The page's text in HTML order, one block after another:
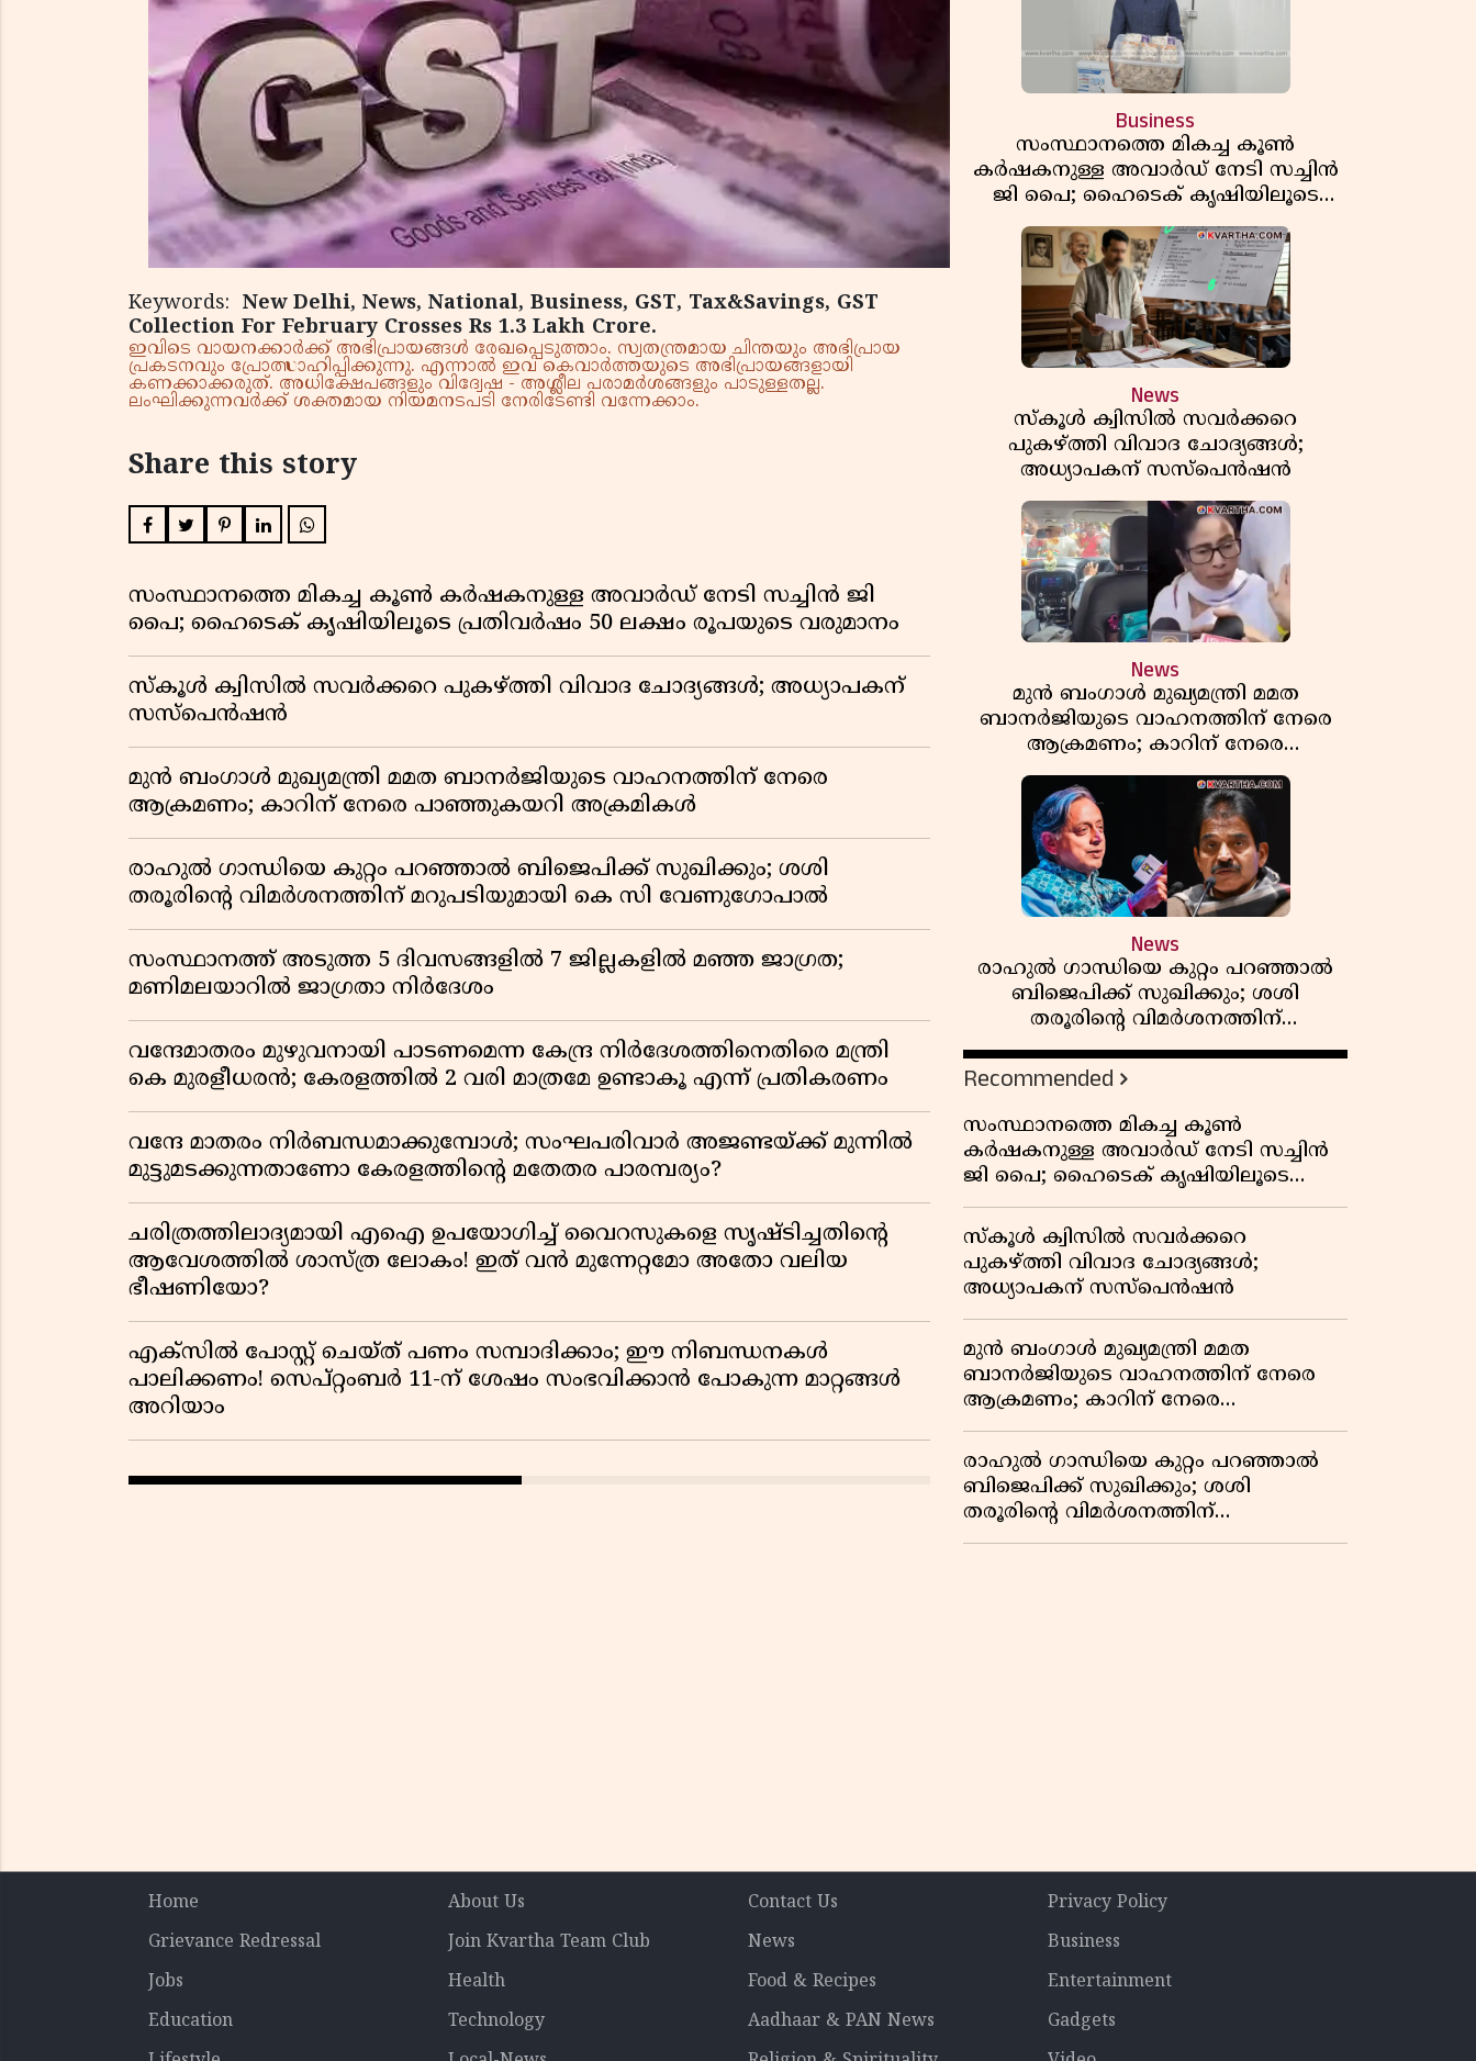
Keywords: New Delhi, News, National, Business, GST, Tax&Savings, GST
Collection For February Crosses Rs 1.3 Lakh Crore.
ഇവിടെ വായനക്കാർക്ക് അഭിപ്രായങ്ങൾ രേഖപ്പെടുത്താം. സ്വതന്ത്രമായ ചിന്തയും അഭിപ്രായ
പ്രകടനവും പ്രോത്സാഹിപ്പിക്കുന്നു. എന്നാൽ ഇവ കെവാർത്തയുടെ അഭിപ്രായങ്ങളായി
കണക്കാക്കരുത്. അധിക്ഷേപങ്ങളും വിദ്വേഷ - അശ്ലീല പരാമർശങ്ങളും പാടുള്ളതല്ല.
ലംഘിക്കുന്നവർക്ക് ശക്തമായ നിയമനടപടി നേരിടേണ്ടി വന്നേക്കാം.
Share this story
സംസ്ഥാനത്തെ മികച്ച കൂൺ കർഷകനുള്ള അവാർഡ് നേടി സച്ചിൻ ജി
പൈ; ഹൈടെക് കൃഷിയിലൂടെ പ്രതിവർഷം 50 ലക്ഷം രൂപയുടെ വരുമാനം
സ്കൂൾ ക്വിസിൽ സവർക്കറെ പുകഴ്ത്തി വിവാദ ചോദ്യങ്ങൾ; അധ്യാപകന്
സസ്പെൻഷൻ
മുൻ ബംഗാൾ മുഖ്യമന്ത്രി മമത ബാനർജിയുടെ വാഹനത്തിന് നേരെ
ആക്രമണം; കാറിന് നേരെ പാഞ്ഞുകയറി അക്രമികൾ
രാഹുൽ ഗാന്ധിയെ കുറ്റം പറഞ്ഞാൽ ബിജെപിക്ക് സുഖിക്കും; ശശി
തരൂരിന്റെ വിമർശനത്തിന് മറുപടിയുമായി കെ സി വേണുഗോപാൽ
സംസ്ഥാനത്ത് അടുത്ത 5 ദിവസങ്ങളിൽ 7 ജില്ലകളിൽ മഞ്ഞ ജാഗ്രത;
മണിമലയാറിൽ ജാഗ്രതാ നിർദേശം
വന്ദേമാതരം മുഴുവനായി പാടണമെന്ന കേന്ദ്ര നിർദേശത്തിനെതിരെ മന്ത്രി
കെ മുരളീധരൻ; കേരളത്തിൽ 2 വരി മാത്രമേ ഉണ്ടാകൂ എന്ന് പ്രതികരണം
വന്ദേ മാതരം നിർബന്ധമാക്കുമ്പോൾ; സംഘപരിവാർ അജണ്ടയ്ക്ക് മുന്നിൽ
മുട്ടുമടക്കുന്നതാണോ കേരളത്തിന്റെ മതേതര പാരമ്പര്യം?
ചരിത്രത്തിലാദ്യമായി എഐ ഉപയോഗിച്ച് വൈറസുകളെ സൃഷ്ടിച്ചതിന്റെ
ആവേശത്തിൽ ശാസ്ത്ര ലോകം! ഇത് വൻ മുന്നേറ്റമോ അതോ വലിയ
ഭീഷണിയോ?
എക്സിൽ പോസ്റ്റ് ചെയ്ത് പണം സമ്പാദിക്കാം; ഈ നിബന്ധനകൾ
പാലിക്കണം! സെപ്റ്റംബർ 11-ന് ശേഷം സംഭവിക്കാൻ പോകുന്ന മാറ്റങ്ങൾ
അറിയാം
Business
സംസ്ഥാനത്തെ മികച്ച കൂൺ
കർഷകനുള്ള അവാർഡ് നേടി സച്ചിൻ
ജി പൈ; ഹൈടെക് കൃഷിയിലൂടെ
പ്രതിവർഷം 50 ലക്ഷം രൂപയുടെ
വരുമാനം
News
സ്കൂൾ ക്വിസിൽ സവർക്കറെ
പുകഴ്ത്തി വിവാദ ചോദ്യങ്ങൾ;
അധ്യാപകന് സസ്പെൻഷൻ
News
മുൻ ബംഗാൾ മുഖ്യമന്ത്രി മമത
ബാനർജിയുടെ വാഹനത്തിന് നേരെ
ആക്രമണം; കാറിന് നേരെ
പാഞ്ഞുകയറി അക്രമികൾ
News
രാഹുൽ ഗാന്ധിയെ കുറ്റം പറഞ്ഞാൽ
ബിജെപിക്ക് സുഖിക്കും; ശശി
തരൂരിന്റെ വിമർശനത്തിന്
മറുപടിയുമായി കെ സി
വേണുഗോപാൽ
Recommended
സംസ്ഥാനത്തെ മികച്ച കൂൺ
കർഷകനുള്ള അവാർഡ് നേടി സച്ചിൻ
ജി പൈ; ഹൈടെക് കൃഷിയിലൂടെ
പ്രതിവർഷം 50 ലക്ഷം രൂപയുടെ
വരുമാനം
സ്കൂൾ ക്വിസിൽ സവർക്കറെ
പുകഴ്ത്തി വിവാദ ചോദ്യങ്ങൾ;
അധ്യാപകന് സസ്പെൻഷൻ
മുൻ ബംഗാൾ മുഖ്യമന്ത്രി മമത
ബാനർജിയുടെ വാഹനത്തിന് നേരെ
ആക്രമണം; കാറിന് നേരെ
പാഞ്ഞുകയറി അക്രമികൾ
രാഹുൽ ഗാന്ധിയെ കുറ്റം പറഞ്ഞാൽ
ബിജെപിക്ക് സുഖിക്കും; ശശി
തരൂരിന്റെ വിമർശനത്തിന്
മറുപടിയുമായി കെ സി
Home About Us Contact Us
Privacy Policy
Grievance Redressal
Join Kvartha Team Club News
Business
Jobs
Health Food & Recipes
Entertainment
Education
Technology Aadhaar & PAN News
Gadgets